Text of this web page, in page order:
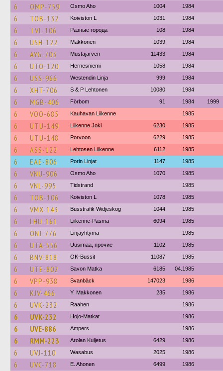
6 OMP-759 Osmo Aho 1004 1984
6 TOB-132 Koiviston L 1031 1984
6 TVL-106 Разные города 108 1984
6 USH-122 Makkonen 1039 1984
6 AYG-703 Mustajärven 11433 1984
6 UTO-120 Hernesniemi 1058 1984
6 USS-966 Westendin Linja 999 1984
6 XHT-706 S & P Lehtonen 10080 1984
6 MGB-406 Förbom 91 1984 1999
6 VOO-685 Kauhavan Liikenne 1985
6 UTU-149 Liikenne Joki 6230 1985
6 UTU-148 Porvoon 6229 1985
6 ASS-122 Lehtosen Liikenne 6112 1985
6 EAE-806 Porin Linjat 1147 1985
6 VNU-906 Osmo Aho 1070 1985
6 VNL-995 Tidstrand 1985
6 TOB-106 Koiviston L 1078 1985
6 VMX-143 Busstrafik Widjeskog 1044 1985
6 LHU-161 Liikenne-Pasma 6094 1985
6 ONJ-776 Linjayhtymä 1985
6 UTA-556 Uusimaa, прочие 1102 1985
6 BNV-818 OK-Bussit 11087 1985
6 UTE-802 Savon Matka 6185 04.1985
6 VPP-938 Svanbäck 147023 1986
6 KJV-466 Y. Makkonen 235 1986
6 UVK-232 Raahen 1986
6 UVK-232 Hojo-Matkat 1986
6 UVE-886 Ampers 1986
6 RMM-223 Arolan Kuljetus 6429 1986
6 UVJ-110 Wasabus 2025 1986
6 UVC-718 E. Ahonen 6499 1986